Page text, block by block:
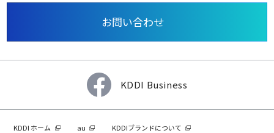
お問い合わせ
KDDI Business
KDDI ホーム au KDDIブランドについて